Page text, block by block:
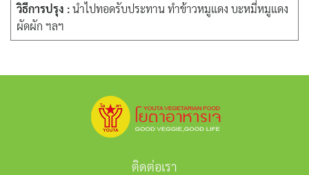
วิธีการปรุง :นำไปทอดรับประทาน ทำข้าวหมูแดง บะหมี่หมูแดง
ผัดผัก ฯลฯ
ติดต่อเรา